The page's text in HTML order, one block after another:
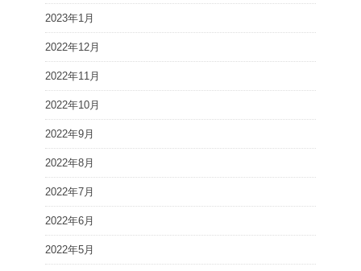
2023年1月
2022年12月
2022年11月
2022年10月
2022年9月
2022年8月
2022年7月
2022年6月
2022年5月